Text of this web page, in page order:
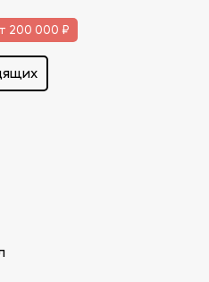
200 000 ₽